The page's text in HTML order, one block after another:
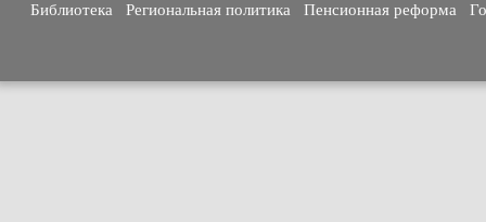
Библиотека
Региональная политика Пенсионная реформа